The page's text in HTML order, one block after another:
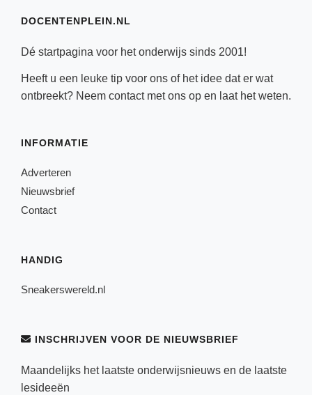
DOCENTENPLEIN.NL
Dé startpagina voor het onderwijs sinds 2001!
Heeft u een leuke tip voor ons of het idee dat er wat
ontbreekt? Neem contactmet ons op en laat het weten.
INFORMATIE
Adverteren
Nieuwsbrief
Contact
HANDIG
Sneakerswereld.nl
INSCHRIJVEN VOOR DE NIEUWSBRIEF
Maandelijks het laatste onderwijsnieuws en de laatste
lesideeën